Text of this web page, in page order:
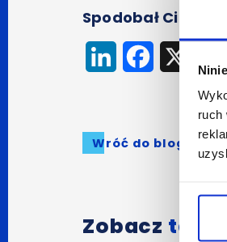
ruch
Spodobał Ci się
LinkedInFacebook
Wróć do bloga
Zobacz także: